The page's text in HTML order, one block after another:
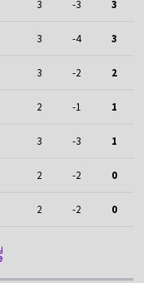
3 -3 3
3 -4 3
3 -2 2
2 -1 1
3 -3 1
2 -2 0
2 -2 0